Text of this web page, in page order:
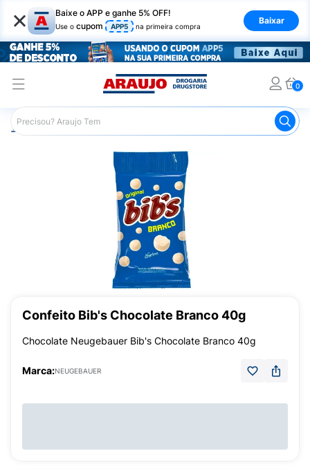
× Baixe o APP e ganhe 5% OFF!
Use o cupom APP5 na primeira compra
Baixar
0
Araujo Mercado Confeito
Confeito Bib's Chocolate Branco 40g
Chocolate Neugebauer Bib's Chocolate Branco 40g
Marca:NEUGEBAUER